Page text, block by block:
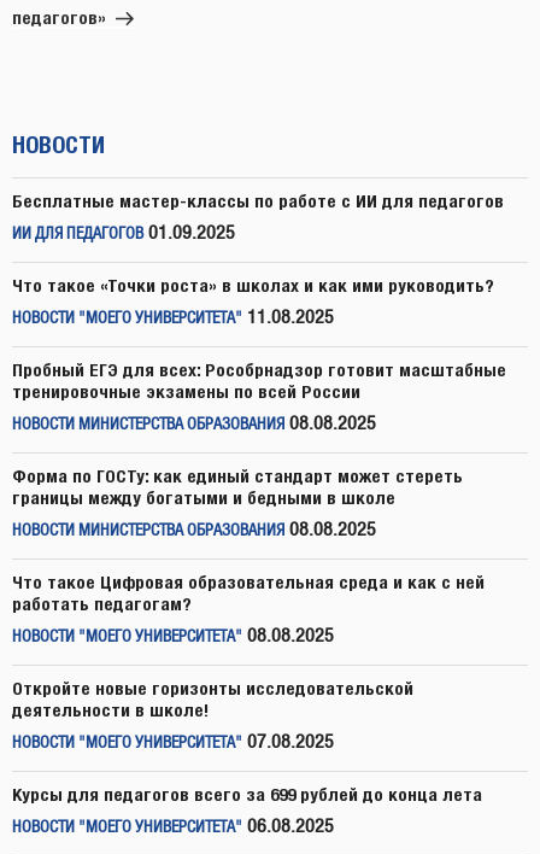
педагогов»
НОВОСТИ
Бесплатные мастер-классы по работе с ИИ для педагогов
ИИ ДЛЯ ПЕДАГОГОВ 01.09.2025
Что такое «Точки роста» в школах и как ими руководить?
НОВОСТИ "МОЕГО УНИВЕРСИТЕТА" 11.08.2025
Пробный ЕГЭ для всех: Рособрнадзор готовит масштабные
тренировочные экзамены по всей России
НОВОСТИ МИНИСТЕРСТВА ОБРАЗОВАНИЯ 08.08.2025
Форма по ГОСТу: как единый стандарт может стереть
границы между богатыми и бедными в школе
НОВОСТИ МИНИСТЕРСТВА ОБРАЗОВАНИЯ 08.08.2025
Что такое Цифровая образовательная среда и как с ней
работать педагогам?
НОВОСТИ "МОЕГО УНИВЕРСИТЕТА" 08.08.2025
Откройте новые горизонты исследовательской
деятельности в школе!
НОВОСТИ "МОЕГО УНИВЕРСИТЕТА" 07.08.2025
Курсы для педагогов всего за 699 рублей до конца лета
НОВОСТИ "МОЕГО УНИВЕРСИТЕТА" 06.08.2025